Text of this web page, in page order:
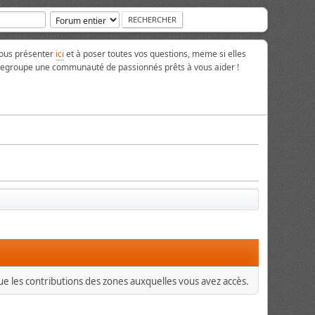
présenter ici et à poser toutes vos questions, meme si elles
une communauté de passionnés prêts à vous aider !
contributions des zones auxquelles vous avez accès.